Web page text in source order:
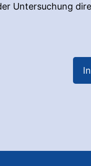
Untersuchung